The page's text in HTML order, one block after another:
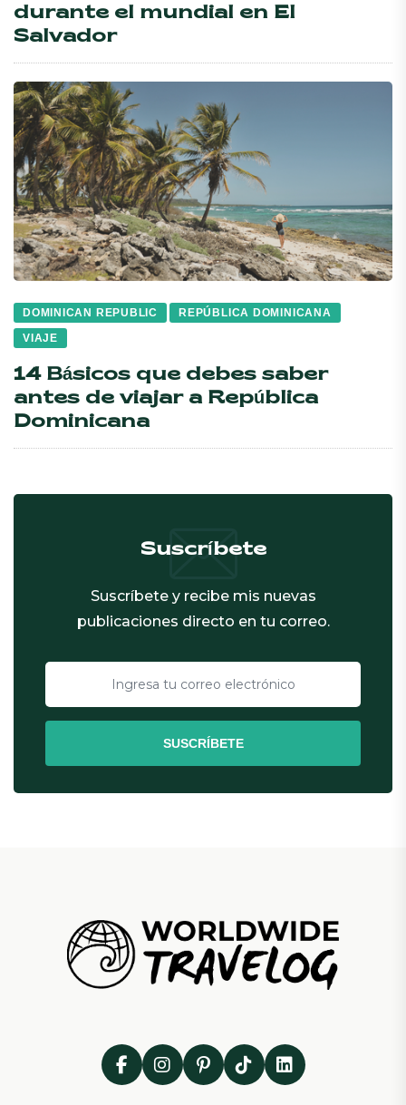
durante el mundial en El
Salvador
DOMINICAN REPUBLIC
REPÚBLICA DOMINICANA
VIAJE
14 Básicos que debes saber
antes de viajar a República
Dominicana
Suscríbete
Suscríbete y recibe mis nuevas
publicaciones directo en tu correo.
SUSCRÍBETE